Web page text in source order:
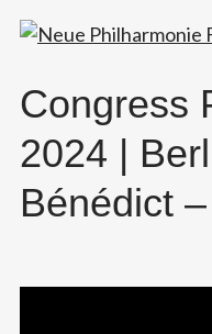
Neue Philharmonie
Das Klassik-
Congress
2024 |
Bénédict